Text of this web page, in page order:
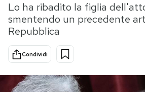
Scienza
Cultura
Sport
Lo ha ribadito la figlia
smentendo un precedente
Repubblica
Condividi